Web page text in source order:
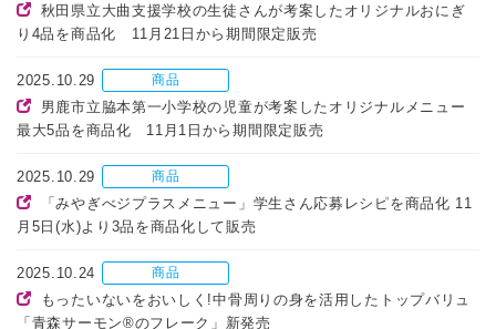
秋田県立大曲支援学校の生徒さんが考案したオリジナルおにぎ
り4品を商品化 11月21日から期間限定販売
2025.10.29 商品
男鹿市立脇本第一小学校の児童が考案したオリジナルメニュー
最大5品を商品化 11月1日から期間限定販売
2025.10.29 商品
「みやぎべジプラスメニュー」学生さん応募レシピを商品化 11
月5日(水)より3品を商品化して販売
2025.10.24 商品
もったいないをおいしく!中骨周りの身を活用したトップバリュ
「青森サーモン®のフレーク」新発売